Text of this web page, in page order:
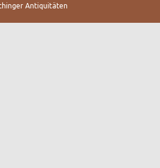
Antiquitäten